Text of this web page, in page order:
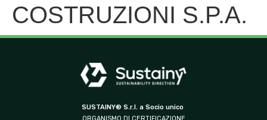
COSTRUZIONI S.P.A.
SUSTAINY® S.r.l. a Socio unico